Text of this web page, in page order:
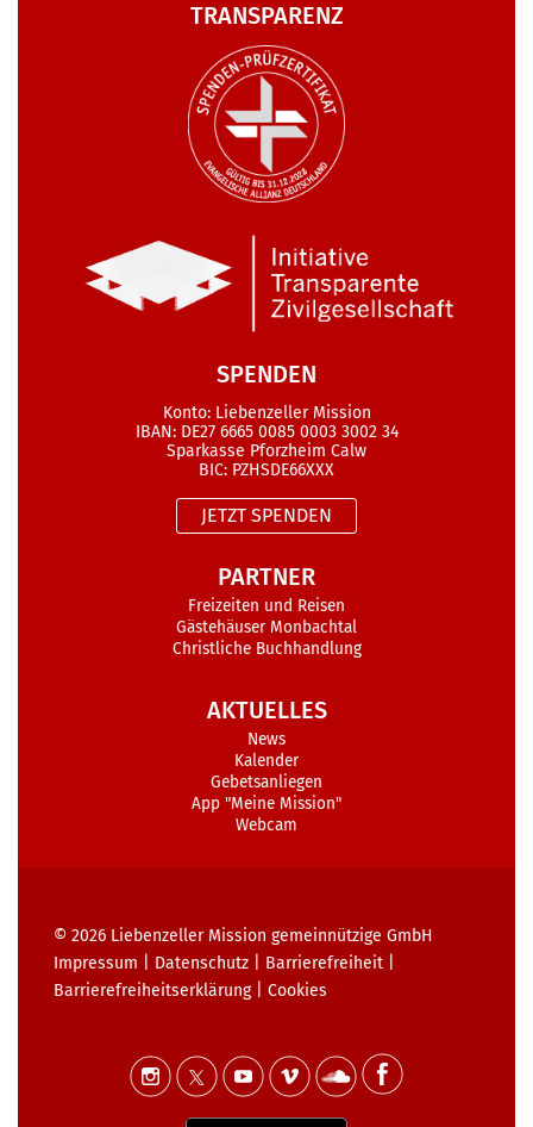
TRANSPARENZ
SPENDEN
Konto: Liebenzeller Mission
IBAN: DE27 6665 0085 0003 3002 34
Sparkasse Pforzheim Calw
BIC: PZHSDE66XXX
JETZT SPENDEN
PARTNER
Freizeiten und Reisen
Gästehäuser Monbachtal
Christliche Buchhandlung
AKTUELLES
News
Kalender
Gebetsanliegen
App "Meine Mission"
Webcam
© 2026 Liebenzeller Mission gemeinnützige GmbH
Impressum
Datenschutz Barrierefreiheit
Barrierefreiheits­erklärung| Cookies